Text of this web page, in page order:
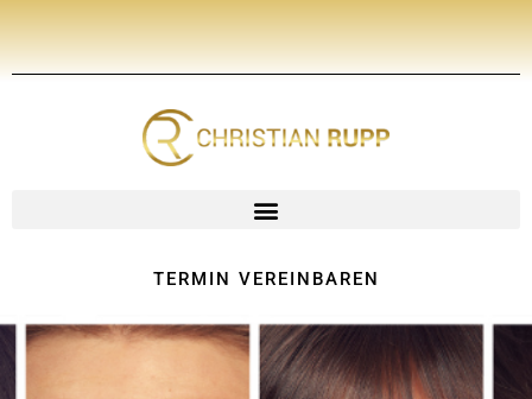
springen
TERMIN VEREINBAREN